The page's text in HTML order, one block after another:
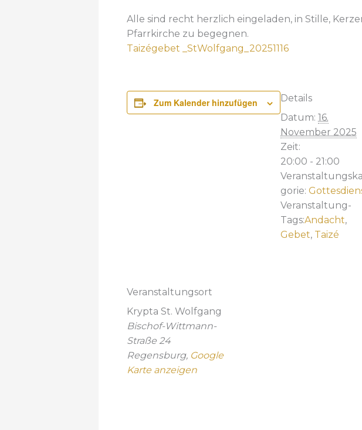
Alle sind recht herzlich eingeladen, in Stille,
Pfarrkirche zu begegnen.
Taizégebet _StWolfgang_20251116
Zum Kalender hinzufügen
Details
Datum: 16.
November 2025
Zeit:
20:00 - 21:00
gorie:
Veranstaltung-
Tags:Andacht,
Gebet, Taizé
Veranstaltungsort
Krypta St. Wolfgang
Bischof-Wittmann-
Straße 24
Regensburg, Google
Karte anzeigen